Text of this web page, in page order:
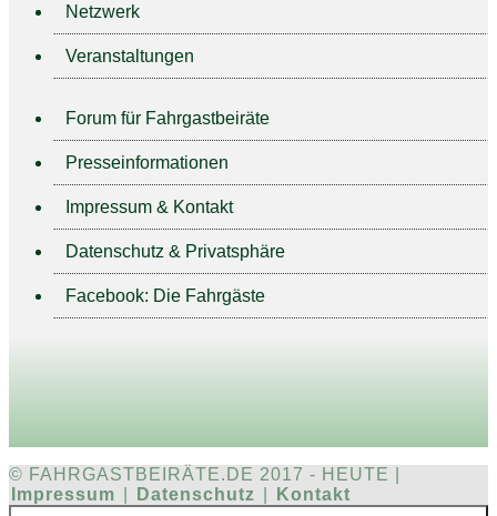
Netzwerk
Veranstaltungen
Forum für Fahrgastbeiräte
Presseinformationen
Impressum & Kontakt
Datenschutz & Privatsphäre
Facebook: Die Fahrgäste
© FAHRGASTBEIRÄTE.DE 2017 - HEUTE |
Impressum
Datenschutz Kontakt